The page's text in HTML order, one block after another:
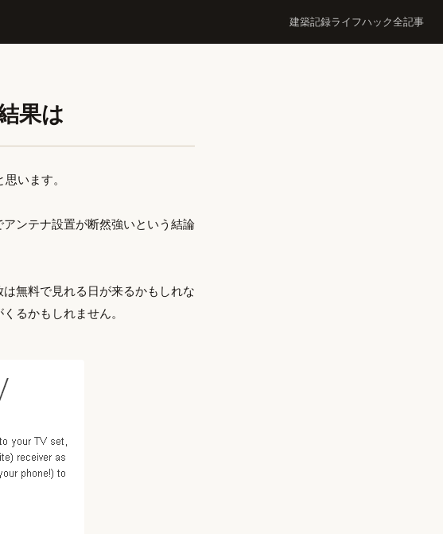
建築記録ライフハック全記事
果は
います。
ンテナ設置が断然強いという結論
無料で見れる日が来るかもしれな
るかもしれません。